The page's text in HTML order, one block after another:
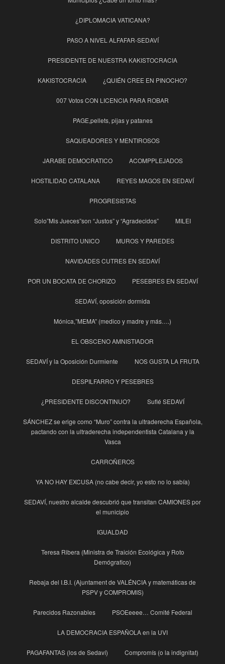
¿DIPLOMACIA VATICANA?
PASO A NIVEL ALFAFAR-SEDAVÍ
PRESIDENTE DE NUESTRA KAKISTOCRACIA
KAKISTOCRACIA ¿QUIÉN CREE EN PINOCHO?
007 Votos CON LICENCIA PARA ROBAR
PAGE,pellets, pijas y patanes
SAQUEADORES Y MENTIROSOS
JARABE DEMOCRATICO ACOMPPLEJADOS
HOSTILIDAD CATALANA REYES MAGOS EN SEDAVÍ
PROGRESISTAS
Solo”Mis Jueces”son “Justos” y “Agradecidos” MILEI
DISTRITO UNICO MUROS Y PAREDES
NAVIDADES CUTRES EN SEDAVÍ
POR UN BOCATA DE CHORIZO PESEBRES EN SEDAVÍ
SEDAVÍ, oposición dormida
Mónica,”MEMA” (medico y madre y más….)
EL OBSCENO AMNISTIADOR
SEDAVÍ y la Oposición Durmiente NOS GUSTA LA FRUTA
DESPILFARRO Y PESEBRES
¿PRESIDENTE DISCONTINUO? Suflé SEDAVÍ
SÁNCHEZ se erige como “Muro” contra la ultraderecha Española,
pactando con la ultraderecha independentista Catalana y la
Vasca
CARROÑEROS
YA NO HAY EXCUSA (no cabe decir, yo esto no lo sabía)
SEDAVÍ, nuestro alcalde descubrió que transitan CAMIONES por
el municipio
IGUALDAD
Teresa Ribera (Ministra de Traición Ecológica y Roto
Demógrafico)
Rebaja del I.B.I. (Ajuntament de VALÉNCIA y matemáticas de
PSPV y COMPROMIS)
Parecidos Razonables PSOEeeee… Comité Federal
LA DEMOCRACIA ESPAÑOLA en la UVI
PAGAFANTAS (los de Sedaví) Compromís (o la indignitat)